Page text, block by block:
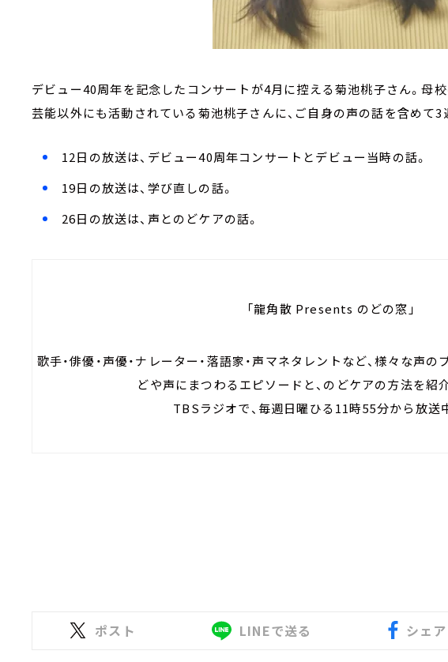
デビュー40周年を記念したコンサートが4月に控える菊池桃子さん。母
芸能以外にも活動されている菊池桃子さんに、ご自身の声の話を含めて3
12日の放送は、デビュー40周年コンサートとデビュー当時の話。
19日の放送は、学び直しの話。
26日の放送は、声とのどケアの話。
「龍角散 Presents のどの窓」
歌手・俳優・声優・ナレーター・落語家・声マネタレントなど、様々な声
どや声にまつわるエピソードと、のどケアの方法を紹
TBSラジオで、毎週日曜ひる11時55分から放送
ポスト LINEで送る シェア